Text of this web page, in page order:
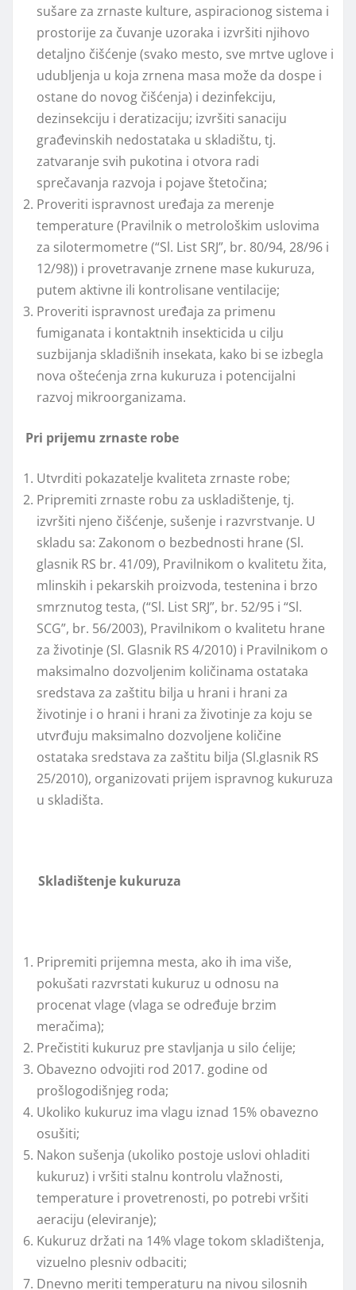
sušare za zrnaste kulture, aspiracionog sistema i
prostorije za čuvanje uzoraka i izvršiti njihovo
detalјno čišćenje (svako mesto, sve mrtve uglove i
udublјenja u koja zrnena masa može da dospe i
ostane do novog čišćenja) i dezinfekciju,
dezinsekciju i deratizaciju; izvršiti sanaciju
građevinskih nedostataka u skladištu, tj.
zatvaranje svih pukotina i otvora radi
sprečavanja razvoja i pojave štetočina;
Proveriti ispravnost uređaja za merenje
temperature (Pravilnik o metrološkim uslovima
za silotermometre (“Sl. List SRJ”, br. 80/94, 28/96 i
12/98)) i provetravanje zrnene mase kukuruza,
putem aktivne ili kontrolisane ventilacije;
Proveriti ispravnost uređaja za primenu
fumiganata i kontaktnih insekticida u cilјu
suzbijanja skladišnih insekata, kako bi se izbegla
nova oštećenja zrna kukuruza i potencijalni
razvoj mikroorganizama.
Pri prijemu zrnaste robe
Utvrditi pokazatelјe kvaliteta zrnaste robe;
Pripremiti zrnaste robu za uskladištenje, tj.
izvršiti njeno čišćenje, sušenje i razvrstvanje. U
skladu sa: Zakonom o bezbednosti hrane (Sl.
glasnik RS br. 41/09), Pravilnikom o kvalitetu žita,
mlinskih i pekarskih proizvoda, testenina i brzo
smrznutog testa, (“Sl. List SRJ”, br. 52/95 i “Sl.
SCG”, br. 56/2003), Pravilnikom o kvalitetu hrane
za životinje (Sl. Glasnik RS 4/2010) i Pravilnikom o
maksimalno dozvolјenim količinama ostataka
sredstava za zaštitu bilјa u hrani i hrani za
životinje i o hrani i hrani za životinje za koju se
utvrđuju maksimalno dozvolјene količine
ostataka sredstava za zaštitu bilјa (Sl.glasnik RS
25/2010), organizovati prijem ispravnog kukuruza
u skladišta.
Skladištenje kukuruza
Pripremiti prijemna mesta, ako ih ima više,
pokušati razvrstati kukuruz u odnosu na
procenat vlage (vlaga se određuje brzim
meračima);
Prečistiti kukuruz pre stavlјanja u silo ćelije;
Obavezno odvojiti rod 2017. godine od
prošlogodišnjeg roda;
Ukoliko kukuruz ima vlagu iznad 15% obavezno
osušiti;
Nakon sušenja (ukoliko postoje uslovi ohladiti
kukuruz) i vršiti stalnu kontrolu vlažnosti,
temperature i provetrenosti, po potrebi vršiti
aeraciju (eleviranje);
Kukuruz držati na 14% vlage tokom skladištenja,
vizuelno plesniv odbaciti;
Dnevno meriti temperaturu na nivou silosnih